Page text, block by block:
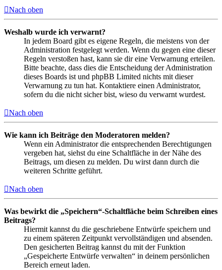
Nach oben
Weshalb wurde ich verwarnt?
In jedem Board gibt es eigene Regeln, die meistens von der
Administration festgelegt werden. Wenn du gegen eine dieser
Regeln verstoßen hast, kann sie dir eine Verwarnung erteilen.
Bitte beachte, dass dies die Entscheidung der Administration
dieses Boards ist und phpBB Limited nichts mit dieser
Verwarnung zu tun hat. Kontaktiere einen Administrator,
sofern du die nicht sicher bist, wieso du verwarnt wurdest.
Nach oben
Wie kann ich Beiträge den Moderatoren melden?
Wenn ein Administrator die entsprechenden Berechtigungen
vergeben hat, siehst du eine Schaltfläche in der Nähe des
Beitrags, um diesen zu melden. Du wirst dann durch die
weiteren Schritte geführt.
Nach oben
Was bewirkt die „Speichern“-Schaltfläche beim Schreiben eines
Beitrags?
Hiermit kannst du die geschriebene Entwürfe speichern und
zu einem späteren Zeitpunkt vervollständigen und absenden.
Den gesicherten Beitrag kannst du mit der Funktion
„Gespeicherte Entwürfe verwalten“ in deinem persönlichen
Bereich erneut laden.